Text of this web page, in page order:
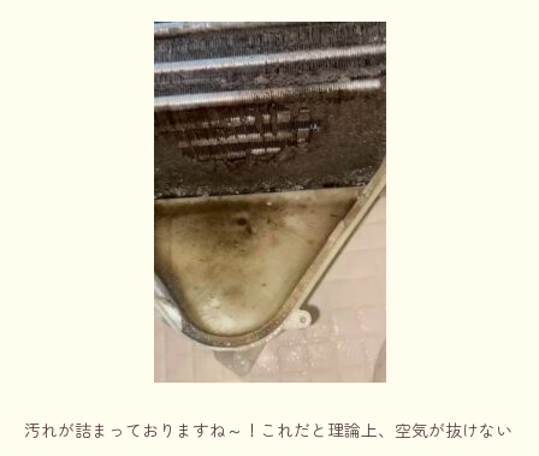
汚れが詰まっておりますね～！これだと理論上、空気が抜けない